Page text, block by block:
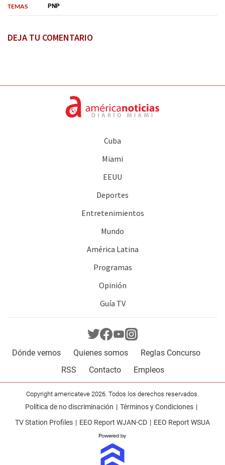
TEMAS PNP
DEJA TU COMENTARIO
Cuba
Miami
EEUU
Deportes
Entretenimientos
Mundo
América Latina
Programas
Opinión
Guía TV
Dónde vernos Quienes somos
Reglas Concurso
RSS
Contacto Empleos
Copyright americateve 2026. Todos los derechos reservados.
Política de no discriminación
Términos y Condiciones
TV Station Profiles
EEO Report WJAN-CD EEO Report WSUA